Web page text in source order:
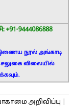
+91-9444086888
இணைய நூல் அங்காடி
சலுகை விலையில்
அறிவிப்பு